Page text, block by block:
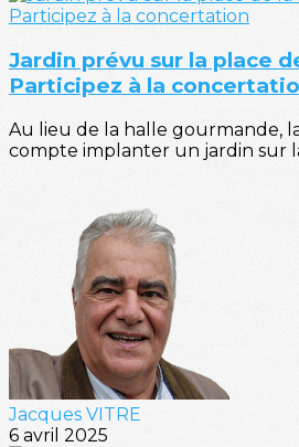
Jardin prévu sur la place
Participez à la
Au lieu de la halle gourmande,
compte implanter un jardin sur
Jacques VITRE
6 avril 2025